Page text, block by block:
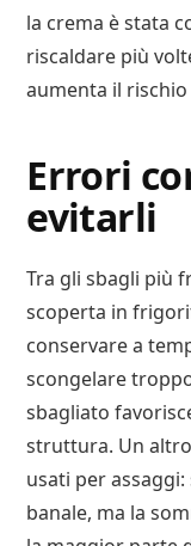
la crema è stata
riscaldare più
aumenta il
Errori
evitarli
Tra gli sbagli più
scoperta in
conservare a
scongelare
sbagliato
struttura. Un
usati per
banale, ma la